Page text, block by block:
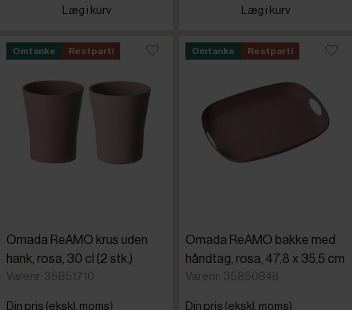
Læg i kurv
Læg i kurv
Omtanke Restparti
Omada ReAMO krus uden
hank, rosa, 30 cl (2 stk.)
Varenr: 35851710
Din pris (ekskl. moms)
Omtanke Restparti
Omada ReAMO bakke med
håndtag, rosa, 47,8 x 35,5 cm
Varenr: 35850848
Din pris (ekskl. moms)